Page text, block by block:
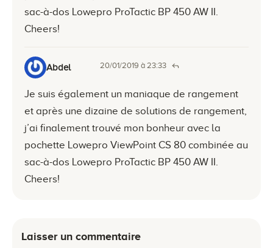
sac-à-dos Lowepro ProTactic BP 450 AW II.
Cheers!
Abdel 20/01/2019 à 23:33
Je suis également un maniaque de rangement
et après une dizaine de solutions de rangement,
j’ai finalement trouvé mon bonheur avec la
pochette Lowepro ViewPoint CS 80 combinée au
sac-à-dos Lowepro ProTactic BP 450 AW II.
Cheers!
Laisser un commentaire